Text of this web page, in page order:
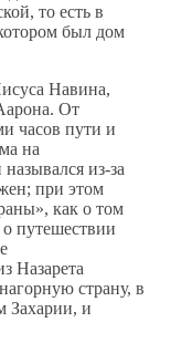
то есть в
был дом
Навина,
От
часов пути и
на
из-за
при этом
как о том
путешествии
Назарета
страну, в
Захарии, и